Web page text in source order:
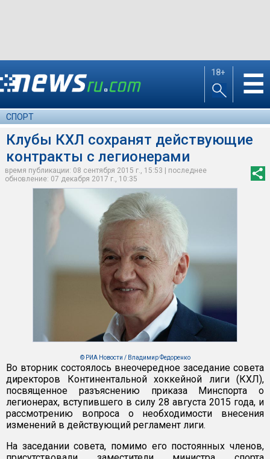
18+ ☰
СПОРТ
Клубы КХЛ сохранят действующие
контракты с легионерами
время публикации: 08 сентября 2015 г., 15:53 | последнее
обновление: 07 декабря 2017 г., 10:35
© РИА Новости / Владимир Федоренко
Во вторник состоялось внеочередное заседание совета
директоров Континентальной хоккейной лиги (КХЛ),
посвященное разъяснению приказа Минспорта о
легионерах, вступившего в силу 28 августа 2015 года, и
рассмотрению вопроса о необходимости внесения
изменений в действующий регламент лиги.
На заседании совета, помимо его постоянных членов,